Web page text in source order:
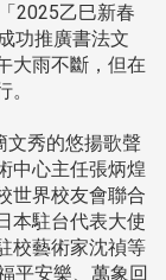
2025乙巳新春
功推廣書法文
大雨不斷，但在
文秀的悠揚歌聲
中心主任張炳煌
世界校友會聯合
本駐台代表大使
校藝術家沈禎等
平安樂、萬象回